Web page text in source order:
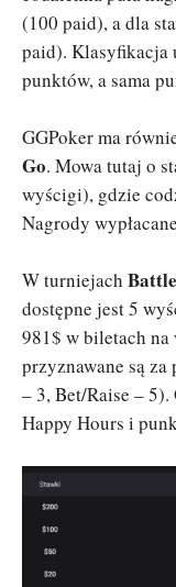
(100 paid), a dla
paid). Klasyfikacja
punktów, a sama
GGPoker ma
Go. Mowa tutaj o
wyścigi), gdzie
Nagrody
W turniejach
dostępne jest 5
981$ w biletach na
przyznawane są
– 3, Bet/Raise –
Happy Hours i